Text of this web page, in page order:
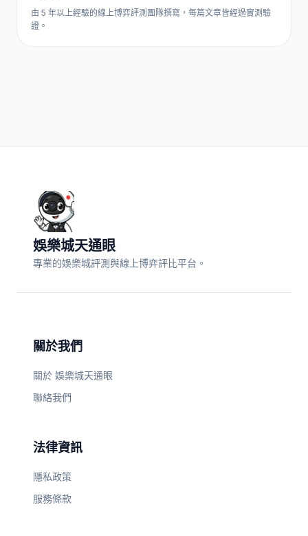
由 5 年以上經驗的線上博弈評測團隊撰寫，每篇文章皆經過實測驗
證。
娛樂城天通眼
專業的娛樂城評測與線上博弈評比平台。
關於我們
關於 娛樂城天通眼
聯絡我們
法律資訊
隱私政策
服務條款